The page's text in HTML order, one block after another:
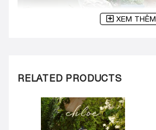
XEM THÊM
RELATED PRODUCTS